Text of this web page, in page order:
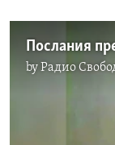
byРадио
No